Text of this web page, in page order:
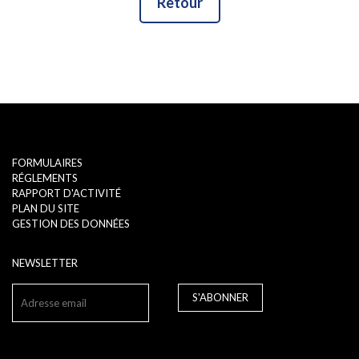
FORMULAIRES
RÉGLEMENTS
RAPPORT D'ACTIVITÉ
PLAN DU SITE
GESTION DES DONNÉES
NEWSLETTER
S'ABONNER